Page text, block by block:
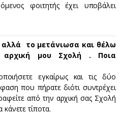
φοιτητής έχει υποβάλει
το μετάνιωσα και θέλω
μου Σχολή . Ποια
εγκαίρως και τις δύο
που πήρατε διότι συντρέχει
από την αρχική σας Σχολή
τίποτα.